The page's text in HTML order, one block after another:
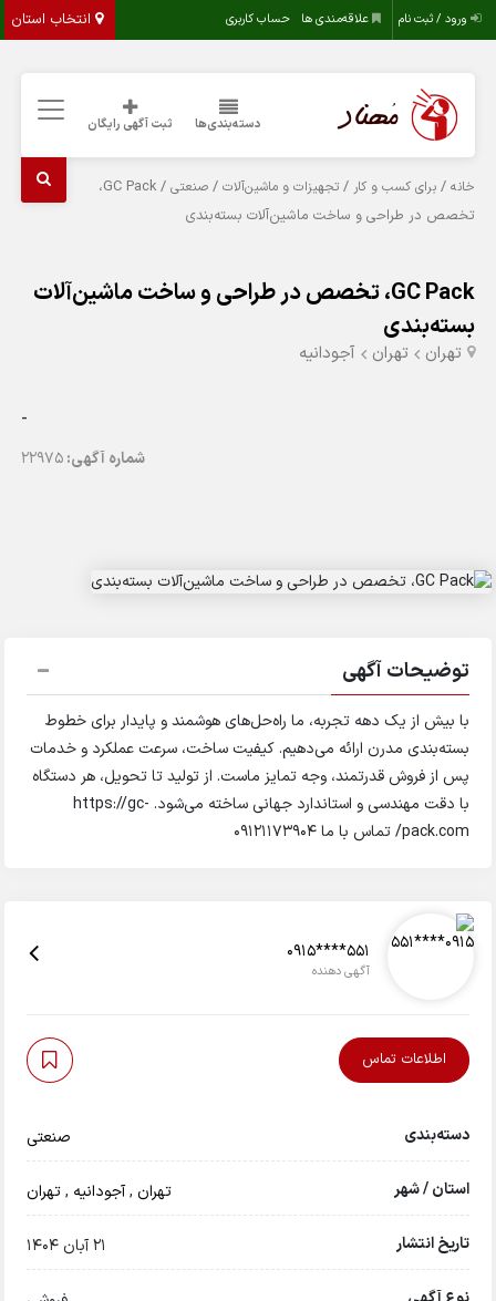
انتخاب استان ورود / ثبت نام علاقه‌مندی ها حساب کاربری
دسته‌بندی‌ها ثبت آگهی رایگان
خانه /برای کسب و کار /تجهیزات و ماشین‌آلات /صنعتی
/ GC Pack،
تخصص در طراحی و ساخت ماشین‌آلات بسته‌بندی
GC Pack، تخصص در طراحی و ساخت ماشین‌آلات
بسته‌بندی
تهران تهران آجودانیه
-
شماره آگهی:22975
توضیحات آگهی
با بیش از یک دهه تجربه، ما راه‌حل‌های هوشمند و پایدار برای خطوط
بسته‌بندی مدرن ارائه می‌دهیم. کیفیت ساخت، سرعت عملکرد و خدمات
پس از فروش قدرتمند، وجه تمایز ماست. از تولید تا تحویل، هر دستگاه
با دقت مهندسی و استاندارد جهانی ساخته می‌شود. https://gc-
pack.com/ تماس با ما 09121173904
0915****551
آگهی دهنده
اطلاعات تماس
دسته‌بندی صنعتی
استان / شهر تهران,آجودانیه ,تهران
تاریخ انتشار 21 آبان 1404